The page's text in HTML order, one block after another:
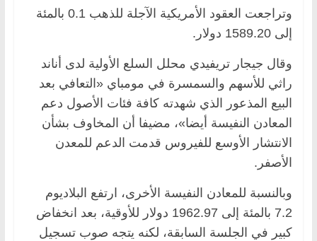
وتراجعت العقود الأمريكية الآجلة للذهب 0.1 بالمئة
إلى 1589.20 دولار.
وقال جيجار تريفيدي محلل السلع الأولية لدى أناند
راثي للأسهم والسمسرة في مومباي «التعافي بعد
البيع المذعور الذي شهدته كافة فئات الأصول دعم
المعادن النفيسة أيضا»، مضيفا أن المخاوف بشأن
الانتشار الأوسع للفيروس قدمت الدعم للمعدن
الأصفر.
وبالنسبة للمعادن النفيسة الأخرى، ارتفع البلاديوم
7.2 بالمئة إلى 1962.97 دولار للأوقية، بعد انخفاض
كبير في الجلسة السابقة، لكنه يتجه صوب تسجيل